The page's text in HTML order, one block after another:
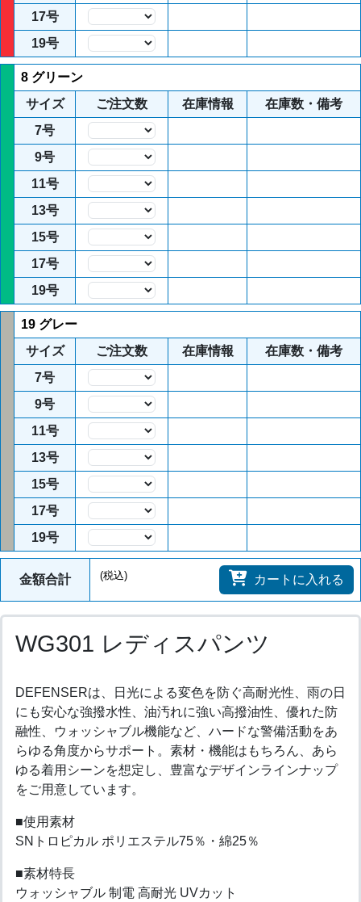
17号
19号
8 グリーン
サイズ
ご注文数 在庫情報
在庫数・備考
7号
9号
11号
13号
15号
17号
19号
19 グレー
サイズ
ご注文数 在庫情報
在庫数・備考
7号
9号
11号
13号
15号
17号
19号
金額合計 (税込) カートに入れる
WG301 レディスパンツ
DEFENSERは、日光による変色を防ぐ高耐光性、雨の日
にも安心な強撥水性、油汚れに強い高撥油性、優れた防
融性、ウォッシャブル機能など、ハードな警備活動をあ
らゆる角度からサポート。素材・機能はもちろん、あら
ゆる着用シーンを想定し、豊富なデザインラインナップ
をご用意しています。
■使用素材
SNトロピカル ポリエステル75％・綿25％
■素材特長
ウォッシャブル 制電 高耐光 UVカット